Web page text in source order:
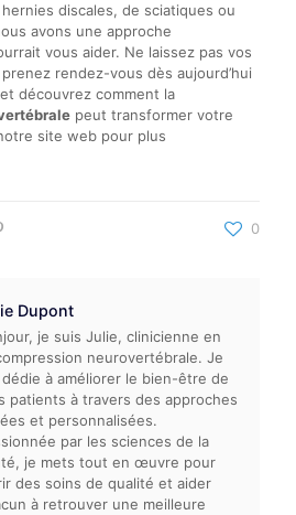
discales, de sciatiques ou
avons une approche
vous aider. Ne laissez pas vos
rendez-vous dès aujourd’hui
découvrez comment la
peut transformer votre
site web pour plus
0
Dupont
je suis Julie, clinicienne en
neurovertébrale. Je
dédie à améliorer le bien-être de
patients à travers des approches
et personnalisées.
par les sciences de la
je mets tout en œuvre pour
des soins de qualité et aider
à retrouver une meilleure